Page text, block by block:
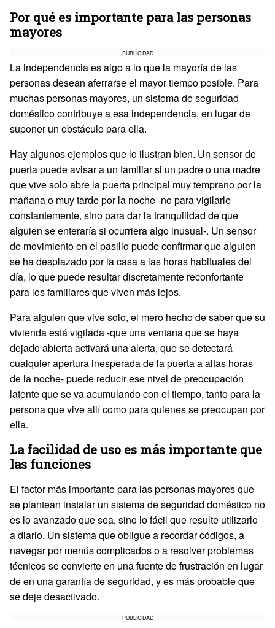
Por qué es importante para las personas
mayores
PUBLICIDAD
La independencia es algo a lo que la mayoría de las
personas desean aferrarse el mayor tiempo posible. Para
muchas personas mayores, un sistema de seguridad
doméstico contribuye a esa independencia, en lugar de
suponer un obstáculo para ella.
Hay algunos ejemplos que lo ilustran bien. Un sensor de
puerta puede avisar a un familiar si un padre o una madre
que vive solo abre la puerta principal muy temprano por la
mañana o muy tarde por la noche -no para vigilarle
constantemente, sino para dar la tranquilidad de que
alguien se enteraría si ocurriera algo inusual-. Un sensor
de movimiento en el pasillo puede confirmar que alguien
se ha desplazado por la casa a las horas habituales del
día, lo que puede resultar discretamente reconfortante
para los familiares que viven más lejos.
Para alguien que vive solo, el mero hecho de saber que su
vivienda está vigilada -que una ventana que se haya
dejado abierta activará una alerta, que se detectará
cualquier apertura inesperada de la puerta a altas horas
de la noche- puede reducir ese nivel de preocupación
latente que se va acumulando con el tiempo, tanto para la
persona que vive allí como para quienes se preocupan por
ella.
La facilidad de uso es más importante que
las funciones
El factor más importante para las personas mayores que
se plantean instalar un sistema de seguridad doméstico no
es lo avanzado que sea, sino lo fácil que resulte utilizarlo
a diario. Un sistema que obligue a recordar códigos, a
navegar por menús complicados o a resolver problemas
técnicos se convierte en una fuente de frustración en lugar
de en una garantía de seguridad, y es más probable que
se deje desactivado.
PUBLICIDAD